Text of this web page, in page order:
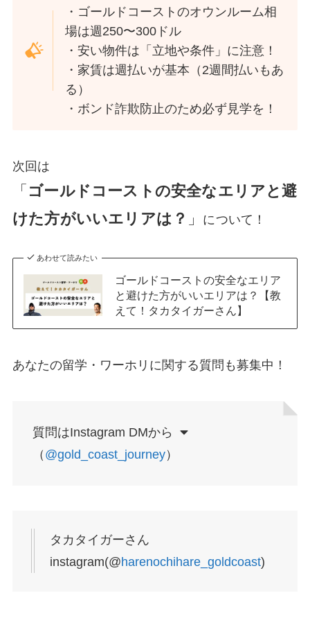
・ゴールドコーストのオウンルーム相
場は週250〜300ドル
・安い物件は「立地や条件」に注意！
・家賃は週払いが基本（2週間払いもあ
る）
・ボンド詐欺防止のため必ず見学を！
次回は
「 ゴールドコーストの安全なエリアと避
けた方がいいエリアは？ 」 について！
あわせて読みたい
ゴールドコーストの安全なエリア
と避けた方がいいエリアは？【教
えて！タカタイガーさん】
あなたの留学・ワーホリに関する質問も募集中！
質問はInstagram DMから
（ @gold_coast_journey）
タカタイガーさん
instagram(@harenochihare_goldcoast)